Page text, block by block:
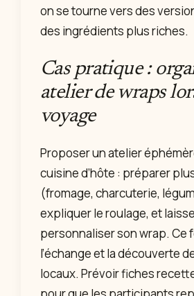
on se tourne vers des
des ingrédients plus riches.
Cas pratique :
atelier de wraps
voyage
Proposer un atelier
cuisine d’hôte : préparer
(fromage, charcuterie,
expliquer le roulage, et
personnaliser son wrap. Ce
l’échange et la découverte
locaux. Prévoir fiches